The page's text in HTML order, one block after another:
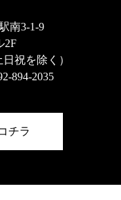
南3-1-9
2F
祝を除く）
894-2035
チラ